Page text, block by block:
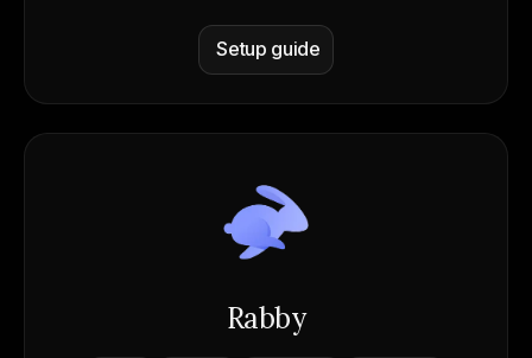
Setup guide
Rabby